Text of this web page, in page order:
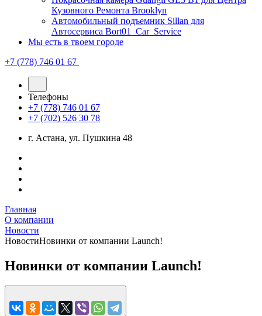
Кузовного Ремонта Brooklyn
Автомобильный подъемник Sillan для
Автосервиса Bort01_Car_Service
Мы есть в твоем городе
+7 (778) 746 01 67
Телефоны
+7 (778) 746 01 67
+7 (702) 526 30 78
г. Астана, ул. Пушкина 48
Главная
О компании
Новости
НовостиНовинки от компании Launch!
Новинки от компании Launch!